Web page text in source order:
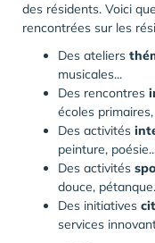
des résidents. Voici
rencontrées sur les
Des ateliers
musicales...
Des rencontres
écoles
Des activités
peinture,
Des activités
douce,
Des initiatives
services